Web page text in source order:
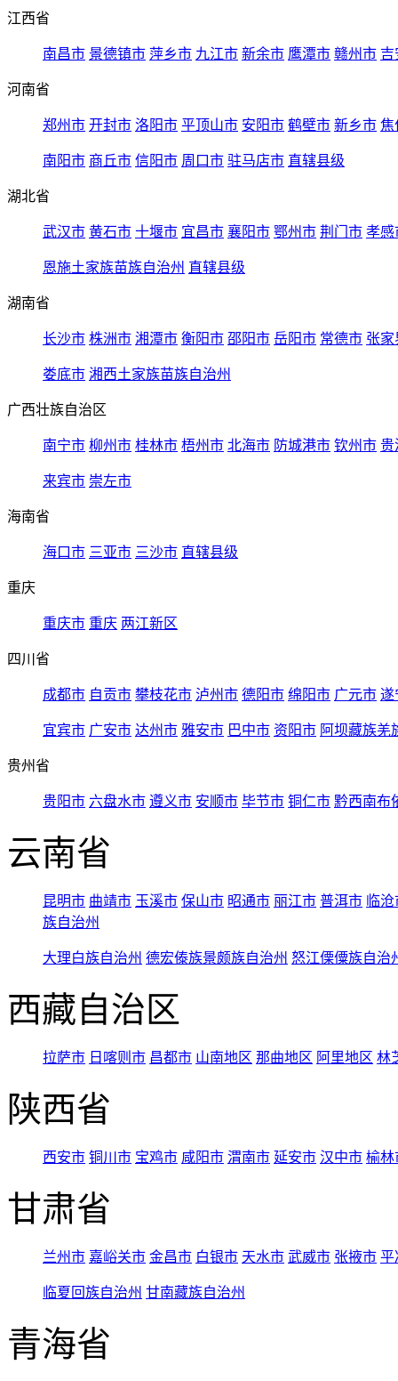
江西省
南昌市 景德镇市 萍乡市 九江市 新余市 鹰潭市 赣州市 吉
河南省
郑州市 开封市 洛阳市 平顶山市 安阳市 鹤壁市 新乡市 焦
南阳市 商丘市 信阳市 周口市 驻马店市 直辖县级
湖北省
武汉市 黄石市 十堰市 宜昌市 襄阳市 鄂州市 荆门市 孝感
恩施土家族苗族自治州 直辖县级
湖南省
长沙市 株洲市 湘潭市 衡阳市 邵阳市 岳阳市 常德市 张家
娄底市 湘西土家族苗族自治州
广西壮族自治区
南宁市 柳州市 桂林市 梧州市 北海市 防城港市 钦州市 贵
来宾市 崇左市
海南省
海口市 三亚市 三沙市 直辖县级
重庆
重庆市 重庆 两江新区
四川省
成都市 自贡市 攀枝花市 泸州市 德阳市 绵阳市 广元市 遂
宜宾市 广安市 达州市 雅安市 巴中市 资阳市 阿坝藏族羌
贵州省
贵阳市 六盘水市 遵义市 安顺市 毕节市 铜仁市 黔西南布
云南省
昆明市 曲靖市 玉溪市 保山市 昭通市 丽江市 普洱市 临
族自治州
大理白族自治州 德宏傣族景颇族自治州 怒江傈僳族自治
西藏自治区
拉萨市 日喀则市 昌都市 山南地区 那曲地区 阿里地区 林
陕西省
西安市 铜川市 宝鸡市 咸阳市 渭南市 延安市 汉中市 榆林
甘肃省
兰州市 嘉峪关市 金昌市 白银市 天水市 武威市 张掖市 平
临夏回族自治州 甘南藏族自治州
青海省